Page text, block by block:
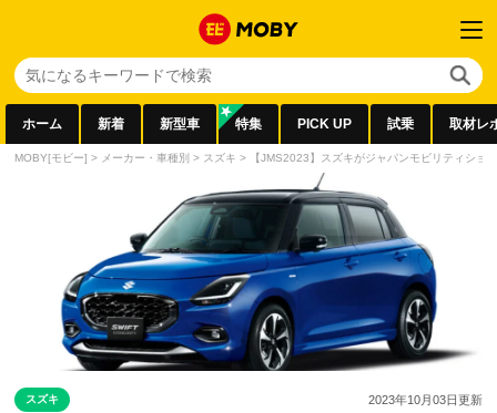
ホーム 新着 新型車 特集 PICK UP 試乗 取材レ
MOBY[モビー] > メーカー・車種別 > スズキ > 【JMS2023】スズキがジャパンモビリティショ
スズキ 2023年10月03日更新